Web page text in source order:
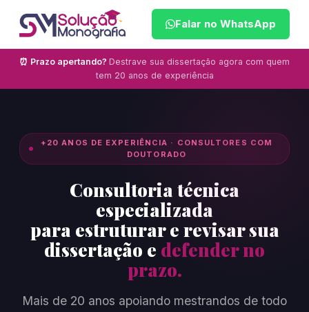
Falar no WhatsApp
⏰ Prazo apertando? Destrave sua dissertação agora com quem
tem 20 anos de experiência
+20 ANOS DE EXPERIÊNCIA · CONSULTORES COM
DOUTORADO
Consultoria técnica
especializada
para estruturar e revisar sua
dissertação e defender no
prazo.
Mais de 20 anos apoiando mestrandos de todo